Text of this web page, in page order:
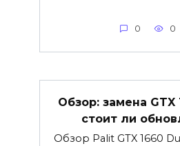
0 0
Обзор: замена
стоит ли
Обзор Palit GTX 1660